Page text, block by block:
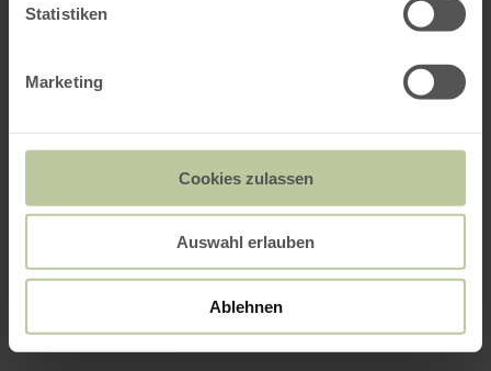
Statistiken
Marketing
Cookies zulassen
Auswahl erlauben
Ablehnen